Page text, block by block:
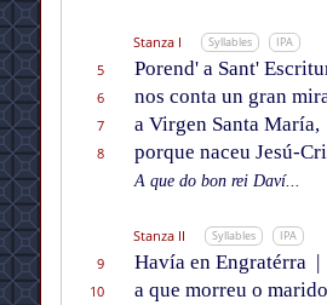
Stanza I Syllables IPA
5 Porend' a Sant'
6
nos conta un gran
7
a Virgen Santa María,
8
porque naceu Jesú-
A que do bon rei Daví...
Stanza II Syllables IPA
9 Havía en Engratérra |
10
a que morreu o